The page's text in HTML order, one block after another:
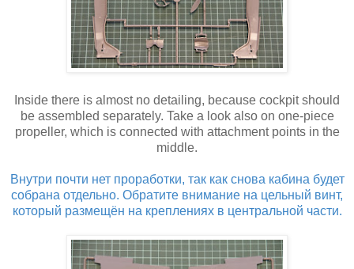
Inside there is almost no detailing, because cockpit should
be assembled separately. Take a look also on one-piece
propeller, which is connected with attachment points in the
middle.
Внутри почти нет проработки, так как снова кабина будет
собрана отдельно. Обратите внимание на цельный винт,
который размещён на креплениях в центральной части.